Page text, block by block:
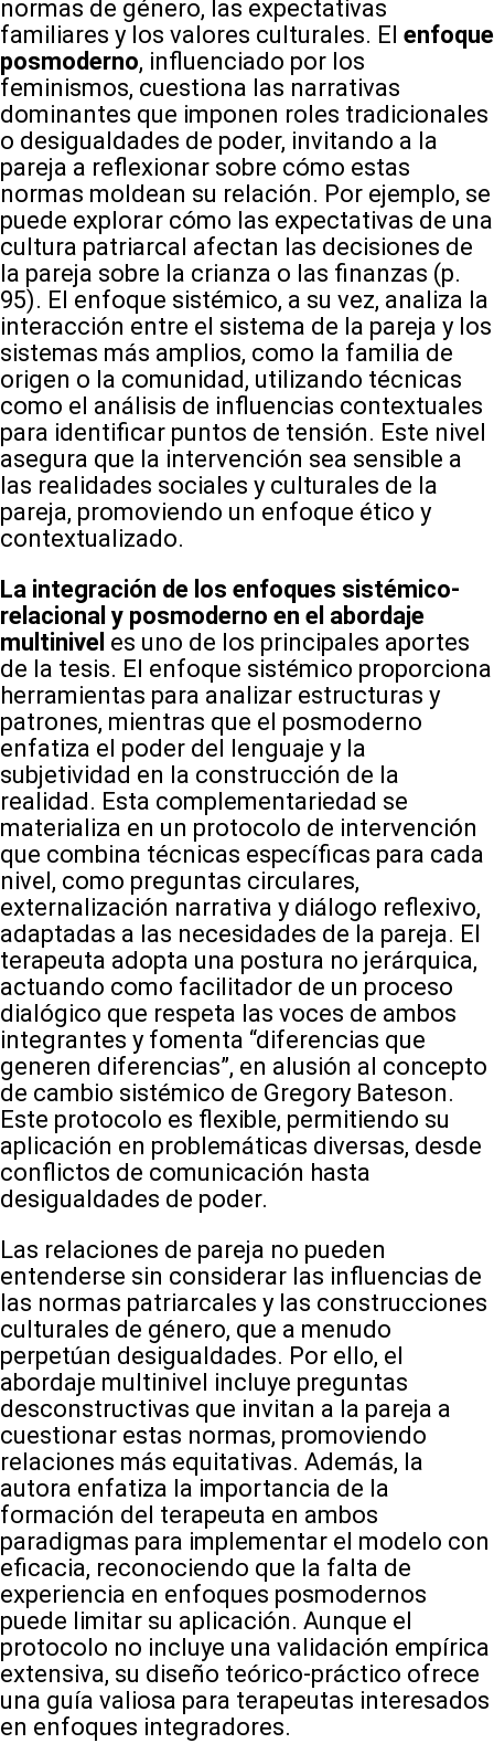
normas de género, las expectativas
familiares y los valores culturales. El enfoque
posmoderno, influenciado por los
feminismos, cuestiona las narrativas
dominantes que imponen roles tradicionales
o desigualdades de poder, invitando a la
pareja a reflexionar sobre cómo estas
normas moldean su relación. Por ejemplo, se
puede explorar cómo las expectativas de una
cultura patriarcal afectan las decisiones de
la pareja sobre la crianza o las finanzas (p.
95). El enfoque sistémico, a su vez, analiza la
interacción entre el sistema de la pareja y los
sistemas más amplios, como la familia de
origen o la comunidad, utilizando técnicas
como el análisis de influencias contextuales
para identificar puntos de tensión. Este nivel
asegura que la intervención sea sensible a
las realidades sociales y culturales de la
pareja, promoviendo un enfoque ético y
contextualizado.
La integración de los enfoques sistémico-
relacional y posmoderno en el abordaje
multinivel es uno de los principales aportes
de la tesis. El enfoque sistémico proporciona
herramientas para analizar estructuras y
patrones, mientras que el posmoderno
enfatiza el poder del lenguaje y la
subjetividad en la construcción de la
realidad. Esta complementariedad se
materializa en un protocolo de intervención
que combina técnicas específicas para cada
nivel, como preguntas circulares,
externalización narrativa y diálogo reflexivo,
adaptadas a las necesidades de la pareja. El
terapeuta adopta una postura no jerárquica,
actuando como facilitador de un proceso
dialógico que respeta las voces de ambos
integrantes y fomenta “diferencias que
generen diferencias”, en alusión al concepto
de cambio sistémico de Gregory Bateson.
Este protocolo es flexible, permitiendo su
aplicación en problemáticas diversas, desde
conflictos de comunicación hasta
desigualdades de poder.
Las relaciones de pareja no pueden
entenderse sin considerar las influencias de
las normas patriarcales y las construcciones
culturales de género, que a menudo
perpetúan desigualdades. Por ello, el
abordaje multinivel incluye preguntas
desconstructivas que invitan a la pareja a
cuestionar estas normas, promoviendo
relaciones más equitativas. Además, la
autora enfatiza la importancia de la
formación del terapeuta en ambos
paradigmas para implementar el modelo con
eficacia, reconociendo que la falta de
experiencia en enfoques posmodernos
puede limitar su aplicación. Aunque el
protocolo no incluye una validación empírica
extensiva, su diseño teórico-práctico ofrece
una guía valiosa para terapeutas interesados
en enfoques integradores.